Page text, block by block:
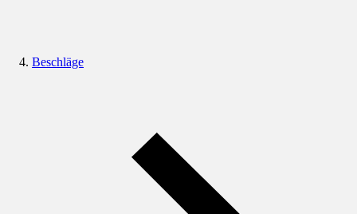
Beschläge